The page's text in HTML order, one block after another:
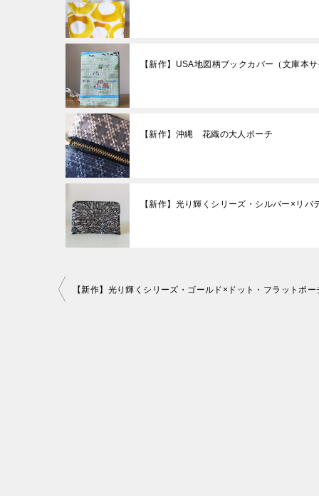
【新作】USA地図柄ブックカバー（文庫本
【新作】沖縄 花織の大人ポーチ
【新作】光り輝くシリーズ・シルバー×リバ
投
【新作】光り輝くシリーズ・ゴールド×ドット・フラットポ